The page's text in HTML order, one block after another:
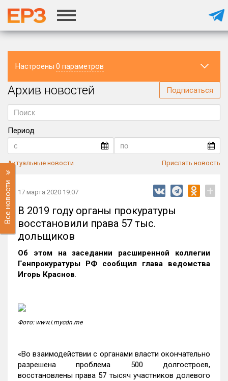
Настроены 0 параметров
Регион
Архив новостей Подписаться
Период
Актуальные новости Прислать новость
Все новости 17 марта 2020 19:07 +
В 2019 году органы прокуратуры
восстановили права 57 тыс.
дольщиков
Об этом на заседании расширенной коллегии
Генпрокуратуры РФ сообщил глава ведомства
Игорь Краснов.
Фото: www.i.mycdn.me
«Во взаимодействии с органами власти окончательно
разрешена проблема 500 долгостроев,
восстановлены права 57 тысяч участников долевого